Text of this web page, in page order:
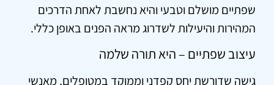
שפתיים מושלם וטבעי והיא נחשבת לאחת הדרכים
המהירות והיעילות לשדרוג מראה הפנים באופן כללי.
עיצוב שפתיים – היא תורה שלמה
גישה שדורשת יחס קפדני וממוקד במטופלים, מאנשי